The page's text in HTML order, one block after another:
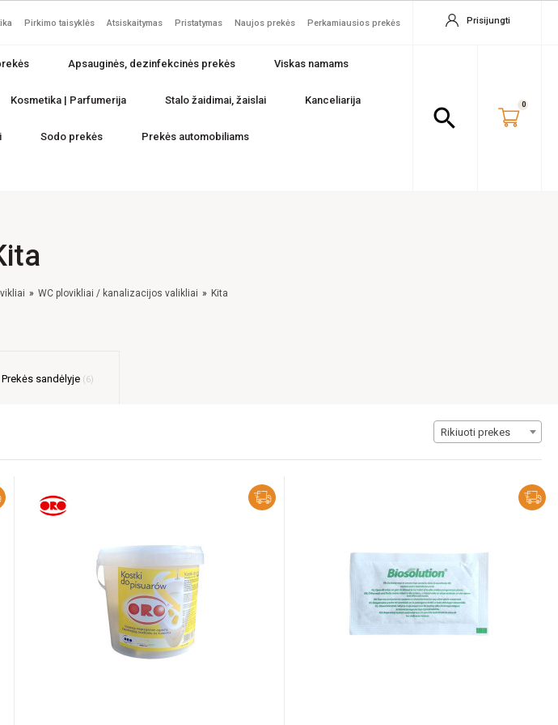
Pirkimo taisyklės Atsiskaitymas Pristatymas Naujos prekės Perkamiausios prekės Prisijungti
Apsauginės, dezinfekcinės prekės Viskas namams
Kosmetika | Parfumerija Stalo žaidimai, žaislai Kanceliarija
Sodo prekės Prekės automobiliams
search 0
WC plovikliai / kanalizacijos valikliai Kita
Prekės sandėlyje 6
Rikiuoti prekes